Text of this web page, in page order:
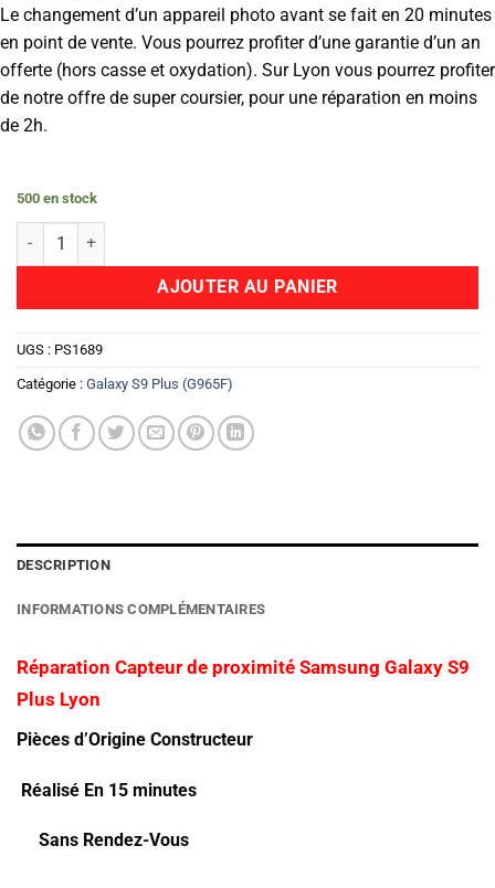
Le changement d’un appareil photo avant se fait en 20 minutes
en point de vente. Vous pourrez profiter d’une garantie d’un an
offerte (hors casse et oxydation). Sur Lyon vous pourrez profiter
de notre offre de super coursier, pour une réparation en moins
de 2h.
500 en stock
quantité de Capteur Proximité
AJOUTER AU PANIER
UGS : PS1689
Catégorie : Galaxy S9 Plus (G965F)
DESCRIPTION
INFORMATIONS COMPLÉMENTAIRES
Réparation Capteur de proximité Samsung Galaxy S9
Plus Lyon
Pièces d’Origine Constructeur
Réalisé En 15 minutes
Sans Rendez-Vous